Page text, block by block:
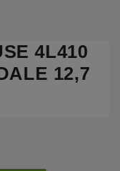
4L410
12,7